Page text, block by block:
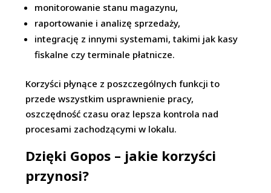
monitorowanie stanu magazynu,
raportowanie i analizę sprzedaży,
integrację z innymi systemami, takimi jak kasy
fiskalne czy terminale płatnicze.
Korzyści płynące z poszczególnych funkcji to
przede wszystkim usprawnienie pracy,
oszczędność czasu oraz lepsza kontrola nad
procesami zachodzącymi w lokalu.
Dzięki Gopos – jakie korzyści
przynosi?